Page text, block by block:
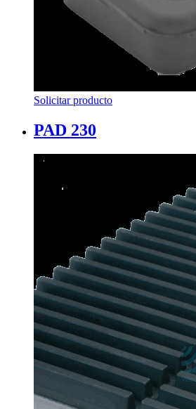
Solicitar producto
PAD 230